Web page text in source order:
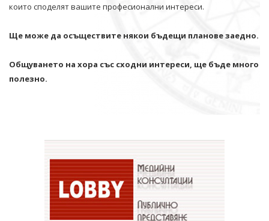
които споделят вашите професионални интереси.
Ще може да осъществите някои бъдещи планове заедно.
Общуването на хора със сходни интереси, ще бъде много
полезно.